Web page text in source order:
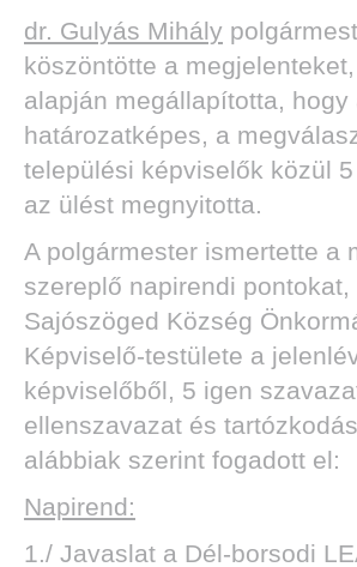
dr. Gulyás Mihály
köszöntötte a
alapján megállapította, hogy
határozatképes, a
települési képviselők közül
az ülést megnyitotta.
A polgármester ismertette a
szereplő napirendi pontokat,
Sajószöged Község
Képviselő-testülete a
képviselőből, 5 igen
ellenszavazat és
alábbiak szerint fogadott el:
Napirend:
1./ Javaslat a Dél-borsodi